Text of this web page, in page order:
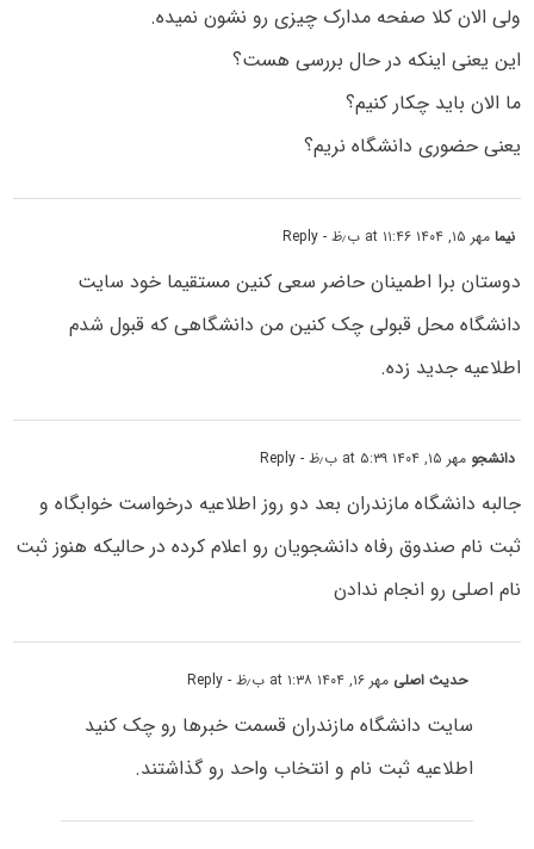
ولی الان کلا صفحه مدارک چیزی رو نشون نمیده.
این یعنی اینکه در حال بررسی هست؟
ما الان باید چکار کنیم؟
یعنی حضوری دانشگاه نریم؟
نیمامهر ۱۵, ۱۴۰۴ at ۱۱:۴۶ ب٫ظ - Reply
دوستان برا اطمینان حاضر سعی کنین مستقیما خود سایت
دانشگاه محل قبولی چک کنین من دانشگاهی که قبول شدم
اطلاعیه جدید زده.
دانشجو مهر ۱۵, ۱۴۰۴ at ۵:۳۹ ب٫ظ - Reply
جالبه دانشگاه مازندران بعد دو روز اطلاعیه درخواست خوابگاه و
ثبت نام صندوق رفاه دانشجویان رو اعلام کرده در حالیکه هنوز ثبت
نام اصلی رو انجام ندادن
حدیث اصلی مهر ۱۶, ۱۴۰۴ at ۱:۳۸ ب٫ظ - Reply
سایت دانشگاه مازندران قسمت خبرها رو چک کنید
اطلاعیه ثبت نام و انتخاب واحد رو گذاشتند.